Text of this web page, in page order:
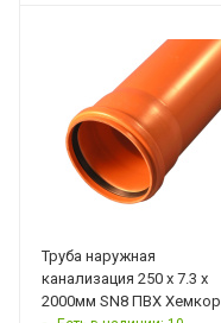
Труба наружная
канализация 250 х 7.3 х
2000мм SN8 ПВХ Хемкор